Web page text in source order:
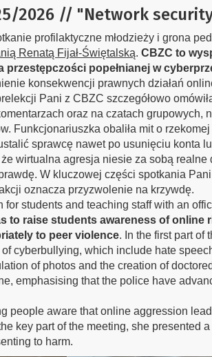
2026 // "Network
profilaktyczne młodzieży i grona
Renatą Fijał-Świętalską. CBZC to
przestępczości popełnianej w
konsekwencji prawnych działań
Pani z CBZC szczegółowo
oraz na czatach grupowych,
Funkcjonariuszka obaliła mit o
sprawcę nawet po usunięciu konta
wirtualna agresja niesie za sobą realne
W kluczowej części spotkania
oznacza przyzwolenie na krzywdę.
students and teaching staff with an
to raise students awareness of
to peer violence. In the first part of
cyberbullying, which include hate
of photos and the creation of
emphasising that the police have
people aware that online aggression
key part of the meeting, she presented
to harm.